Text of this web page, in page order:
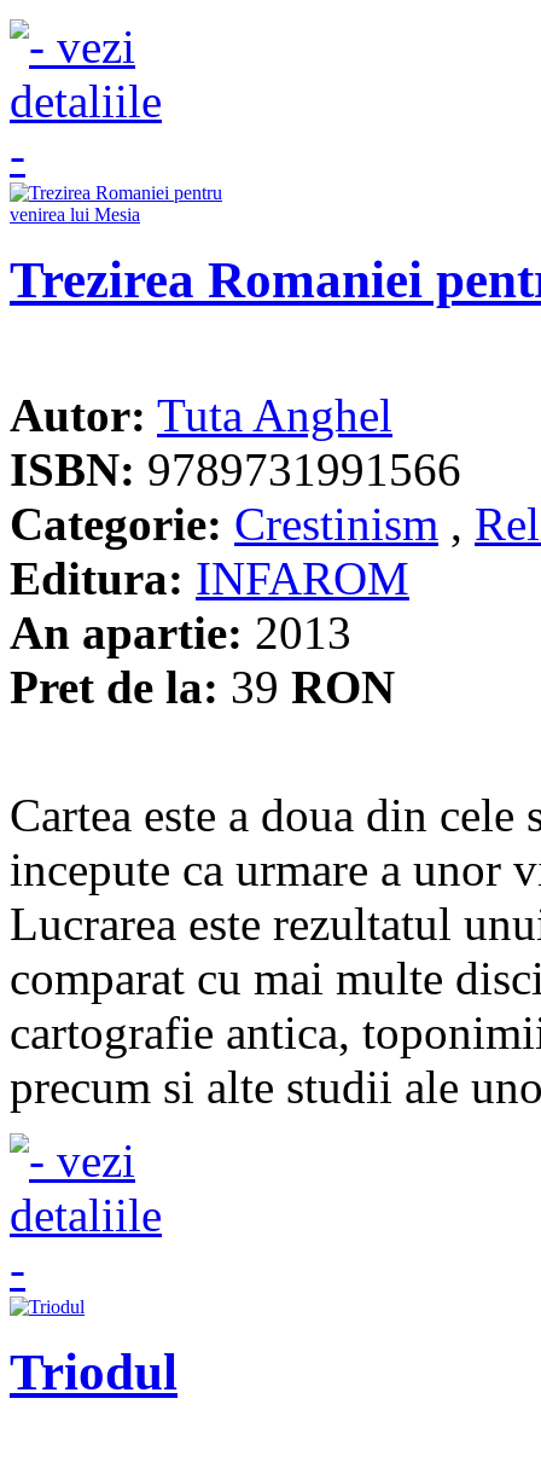
Trezirea Romaniei
Autor: Tuta Anghel
ISBN: 9789731991566
Categorie: Crestinism ,
Editura: INFAROM
An apartie: 2013
Pret de la: 39 RON
Cartea este a doua din
incepute ca urmare a unor
Lucrarea este rezultatul
comparat cu mai multe
cartografie antica,
precum si alte studii ale
Triodul